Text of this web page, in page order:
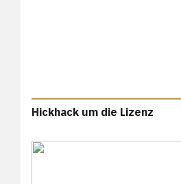
Hickhack um die Lizenz